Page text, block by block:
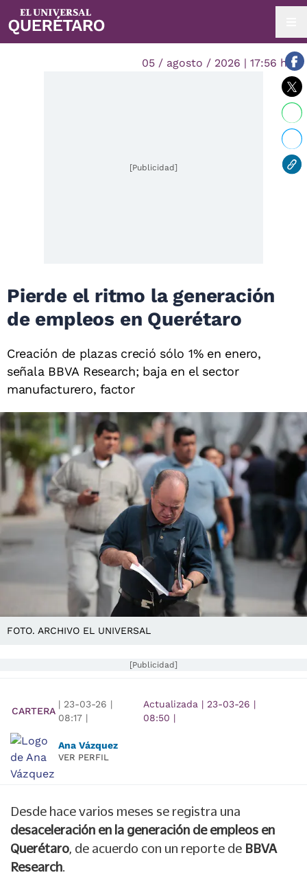
05 / agosto / 2026 | 17:56 hrs.
[Publicidad]
Pierde el ritmo la generación
de empleos en Querétaro
Creación de plazas creció sólo 1% en enero,
señala BBVA Research; baja en el sector
manufacturero, factor
FOTO. ARCHIVO EL UNIVERSAL
[Publicidad]
CARTERA
| 23-03-26 |
08:17 |
Actualizada | 23-03-26 |
08:50 |
Ana Vázquez
VER PERFIL
Desde hace varios meses se registra una
desaceleración en la generación de empleos en
Querétaro, de acuerdo con un reporte de BBVA
Research.